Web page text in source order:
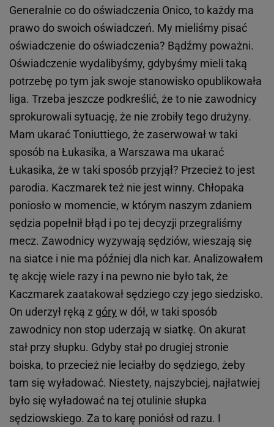
Generalnie co do oświadczenia Onico, to każdy ma
prawo do swoich oświadczeń. My mieliśmy pisać
oświadczenie do oświadczenia? Bądźmy poważni.
Oświadczenie wydalibyśmy, gdybyśmy mieli taką
potrzebę po tym jak swoje stanowisko opublikowała
liga. Trzeba jeszcze podkreślić, że to nie zawodnicy
sprokurowali sytuację, że nie zrobiły tego drużyny.
Mam ukarać Toniuttiego, że zaserwował w taki
sposób na Łukasika, a Warszawa ma ukarać
Łukasika, że w taki sposób przyjął? Przecież to jest
parodia. Kaczmarek też nie jest winny. Chłopaka
poniosło w momencie, w którym naszym zdaniem
sędzia popełnił błąd i po tej decyzji przegraliśmy
mecz. Zawodnicy wyzywają sędziów, wieszają się
na siatce i nie ma później dla nich kar. Analizowałem
tę akcję wiele razy i na pewno nie było tak, że
Kaczmarek zaatakował sędziego czy jego siedzisko.
On uderzył ręką z góry w dół, w taki sposób
zawodnicy non stop uderzają w siatkę. On akurat
stał przy słupku. Gdyby stał po drugiej stronie
boiska, to przecież nie leciałby do sędziego, żeby
tam się wyładować. Niestety, najszybciej, najłatwiej
było się wyładować na tej otulinie słupka
sędziowskiego. Za to karę poniósł od razu. I